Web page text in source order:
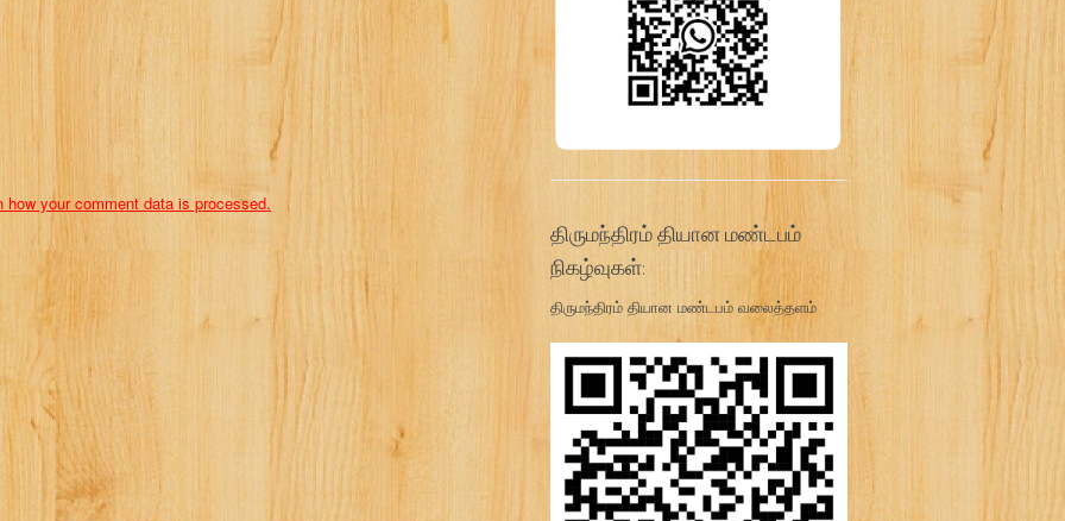
how your comment data is processed.
திருமந்திரம் தியான மண்டபம்
நிகழ்வுகள்:
திருமந்திரம் தியான மண்டபம் வலைத்தளம்